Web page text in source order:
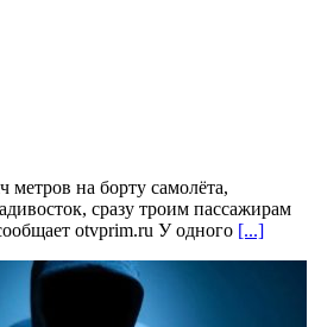
метров на борту самолёта,
сразу троим пассажирам
otvprim.ru У одного [...]